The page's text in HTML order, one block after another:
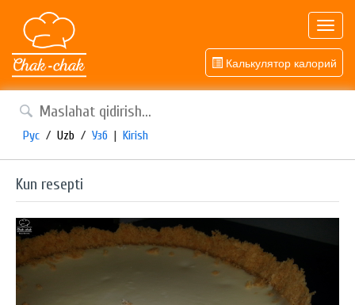
Калькулятор калорий
Рус / Uzb / Узб | Kirish
Kun resepti